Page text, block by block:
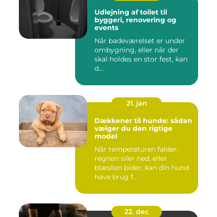
Udlejning af toilet til
byggeri, renovering og
events
Når badeværelset er under
ombygning, eller når der
skal holdes en stor fest, kan
d...
21. jan
Dækkener til hunde: sådan
vælger du den rigtige
model
Når temperaturen falder,
regnen siler ned, eller
blæsten bider, kan din hund
have brug f...
22. dec